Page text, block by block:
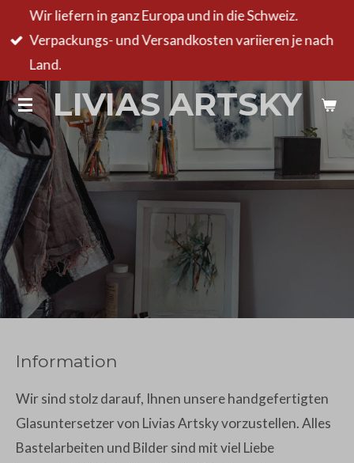
Zum
Hauptinhalt
springen
LIVIAS ARTSKY
Wir liefern in ganz Europa und in die Schweiz.
Verpackungs- und Versandkosten variieren je nach
Land.
Information
Wir sind stolz darauf, Ihnen unsere handgefertigten
Glasuntersetzer von Livias Artsky vorzustellen. Alles
Bastelarbeiten und Bilder sind mit viel Liebe